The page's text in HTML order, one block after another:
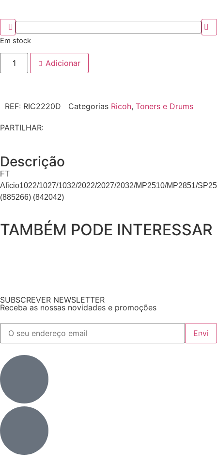
Em stock
Adicionar
REF: RIC2220D Categorias Ricoh, Toners e Drums
PARTILHAR:
Descrição
FT
Aficio1022/1027/1032/2022/2027/2032/MP2510/MP2851/
(885266) (842042)
TAMBÉM PODE INTERESSAR
SUBSCREVER NEWSLETTER
Receba as nossas novidades e promoções